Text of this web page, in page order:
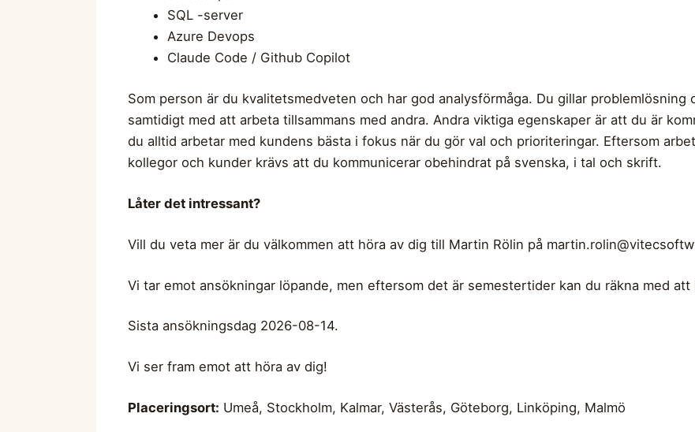
SQL -server
Azure Devops
Claude Code / Github Copilot
Som person är du kvalitetsmedveten och har god analysförmåga. Du gillar
samtidigt med att arbeta tillsammans med andra. Andra viktiga egenskaper är att du är
du alltid arbetar med kundens bästa i fokus när du gör val och prioriteringar. Eftersom
kollegor och kunder krävs att du kommunicerar obehindrat på svenska, i tal och skrift.
Låter det intressant?
Vill du veta mer är du välkommen att höra av dig till Martin Rölin på
Vi tar emot ansökningar löpande, men eftersom det är semestertider kan du räkna med
Sista ansökningsdag 2026-08-14.
Vi ser fram emot att höra av dig!
Placeringsort: Umeå, Stockholm, Kalmar, Västerås, Göteborg, Linköping, Malmö